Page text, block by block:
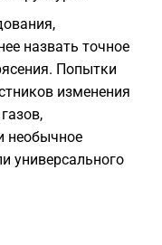
назвать точное
Попытки
изменения
необычное
универсального